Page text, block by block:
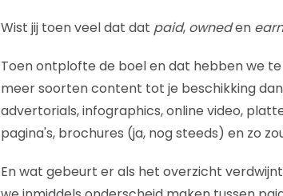
Wist jij toen veel dat dat paid, owneden
Toen ontplofte de boel en dat hebben we
meer soorten content tot je beschikking
advertorials, infographics, online video,
pagina's, brochures (ja, nog steeds) en zo
En wat gebeurt er als het overzicht